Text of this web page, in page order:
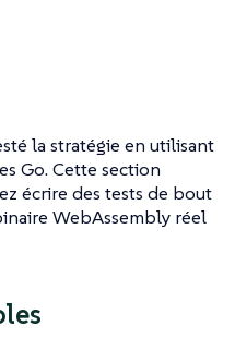
la stratégie en utilisant
Go. Cette section
écrire des tests de bout
WebAssembly réel